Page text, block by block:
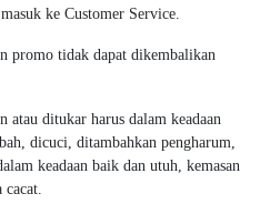
ke Customer Service.
promo tidak dapat dikembalikan
atau ditukar harus dalam keadaan
dicuci, ditambahkan pengharum,
keadaan baik dan utuh, kemasan